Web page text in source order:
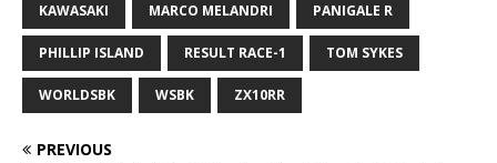
KAWASAKI MARCO MELANDRI PANIGALE R
PHILLIP ISLAND RESULT RACE-1 TOM SYKES
WORLDSBK WSBK ZX10RR
PREVIOUS